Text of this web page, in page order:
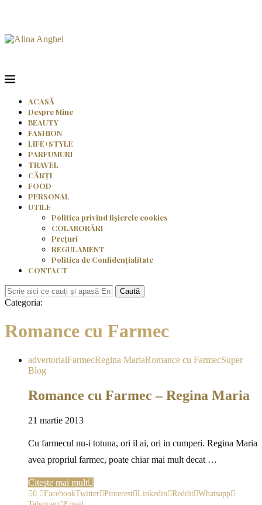
ACASĂ
Despre Mine
BEAUTY
FASHION
LIFE+STYLE
PARFUMURI
TRAVEL
CĂRȚI
FOOD
PERSONAL
UTILE
Politica privind fișierele cookies
COLABORĂRI
Prețuri
REGULAMENT
Politica de Confidențialitate
CONTACT
Caută
Categoria:
Romance cu Farmec
advertorialFarmecRegina MariaRomance cu FarmecSuper
Blog
Romance cu Farmec – Regina Maria
21 martie 2013
Cu farmecul nu-i totuna, ori il ai, ori in cumperi. Regina Maria
avea propriul farmec, poate chiar mai mult decat …
Citește mai mult
0 FacebookTwitter Pinterest Linkedin Reddit Whatsapp